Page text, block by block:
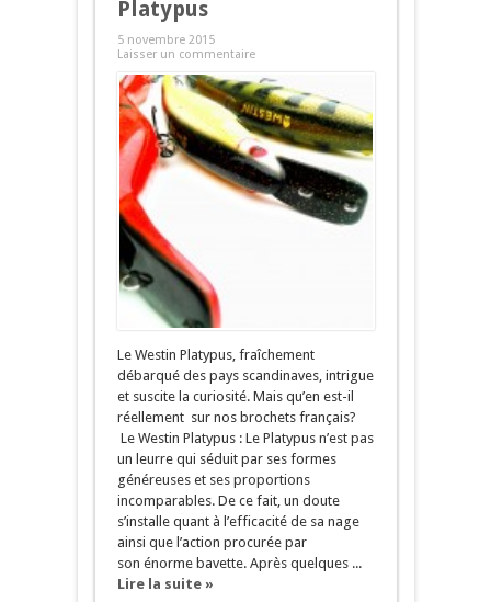
Platypus
5 novembre 2015
Laisser un commentaire
Le Westin Platypus, fraîchement
débarqué des pays scandinaves, intrigue
et suscite la curiosité. Mais qu’en est-il
réellement sur nos brochets français?
Le Westin Platypus : Le Platypus n’est pas
un leurre qui séduit par ses formes
généreuses et ses proportions
incomparables. De ce fait, un doute
s’installe quant à l’efficacité de sa nage
ainsi que l’action procurée par
son énorme bavette. Après quelques ...
Lire la suite »